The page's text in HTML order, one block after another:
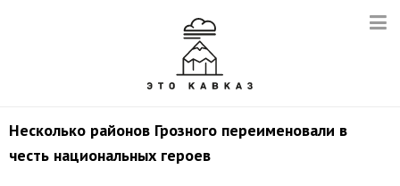
Несколько районов Грозного переименовали в
честь национальных героев